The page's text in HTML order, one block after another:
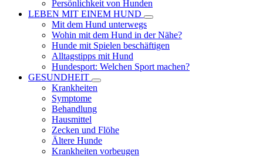
Persönlichkeit von Hunden
LEBEN MIT EINEM HUND
Mit dem Hund unterwegs
Wohin mit dem Hund in der Nähe?
Hunde mit Spielen beschäftigen
Alltagstipps mit Hund
Hundesport: Welchen Sport machen?
GESUNDHEIT
Krankheiten
Symptome
Behandlung
Hausmittel
Zecken und Flöhe
Ältere Hunde
Krankheiten vorbeugen